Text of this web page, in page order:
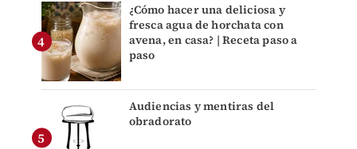
¿Cómo hacer una deliciosa y
fresca agua de horchata con
avena, en casa? | Receta paso a
paso
Audiencias y mentiras del
obradorato